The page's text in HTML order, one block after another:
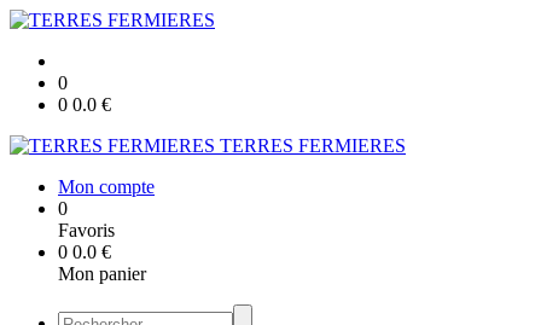
0
0 0.0 €
TERRES FERMIERES
Mon compte
0
Favoris
0 0.0 €
Mon panier